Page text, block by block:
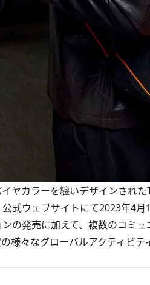
ヤカラーを纏いデザインされ
式ウェブサイトにて2023年4月
の発売に加えて、複数のコミ
様々なグローバルアクティビ